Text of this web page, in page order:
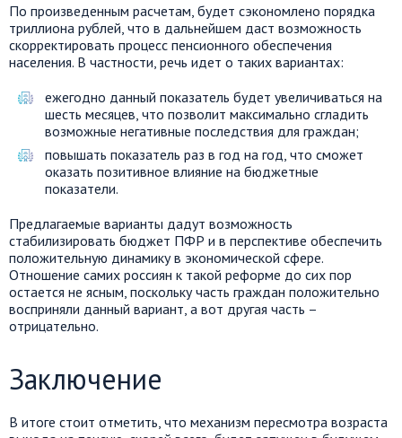
По произведенным расчетам, будет сэкономлено порядка
триллиона рублей, что в дальнейшем даст возможность
скорректировать процесс пенсионного обеспечения
населения. В частности, речь идет о таких вариантах:
ежегодно данный показатель будет увеличиваться на
шесть месяцев, что позволит максимально сгладить
возможные негативные последствия для граждан;
повышать показатель раз в год на год, что сможет
оказать позитивное влияние на бюджетные
показатели.
Предлагаемые варианты дадут возможность
стабилизировать бюджет ПФР и в перспективе обеспечить
положительную динамику в экономической сфере.
Отношение самих россиян к такой реформе до сих пор
остается не ясным, поскольку часть граждан положительно
восприняли данный вариант, а вот другая часть –
отрицательно.
Заключение
В итоге стоит отметить, что механизм пересмотра возраста